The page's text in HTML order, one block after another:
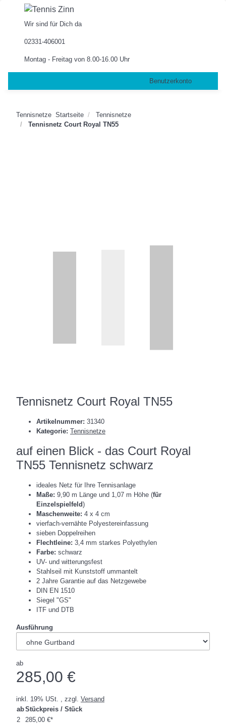
Wir sind für Dich da
02331-406001
Montag - Freitag von 8.00-16.00 Uhr
Benutzerkonto
Tennisnetze Startseite
Tennisnetze
Tennisnetz Court Royal TN55
Tennisnetz Court Royal TN55
Artikelnummer: 31340
Kategorie: Tennisnetze
auf einen Blick - das Court Royal
TN55 Tennisnetz schwarz
ideales Netz für Ihre Tennisanlage
Maße: 9,90 m Länge und 1,07 m Höhe (für
Einzelspielfeld)
Maschenweite: 4 x 4 cm
vierfach-vernähte Polyestereinfassung
sieben Doppelreihen
Flechtleine: 3,4 mm starkes Polyethylen
Farbe: schwarz
UV- und witterungsfest
Stahlseil mit Kunststoff ummantelt
2 Jahre Garantie auf das Netzgewebe
DIN EN 1510
Siegel "GS"
ITF und DTB
Ausführung
ab
285,00 €
inkl. 19% USt. , zzgl. Versand
abStückpreis / Stück
2
285,00 €*